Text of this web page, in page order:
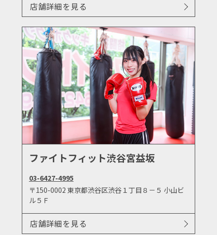
店舗詳細を見る
ファイトフィット渋谷宮益坂
03-6427-4995
〒150-0002 東京都渋谷区渋谷１丁目８－５ 小山ビ
ル５Ｆ
店舗詳細を見る